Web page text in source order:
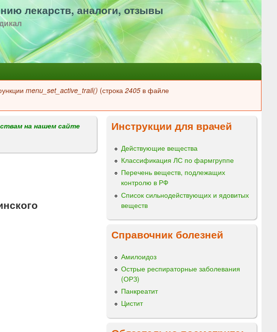
лекарств, аналоги, отзывы
menu_set_active_trail() (строка 2405 в файле
на нашем сайте
Инструкции для врачей
Действующие вещества
Классификация ЛС по фармгруппе
Перечень веществ, подлежащих
контролю в РФ
Список сильнодействующих и ядовитых
веществ
Справочник болезней
Амилоидоз
Острые респираторные заболевания
(ОРЗ)
Панкреатит
Цистит